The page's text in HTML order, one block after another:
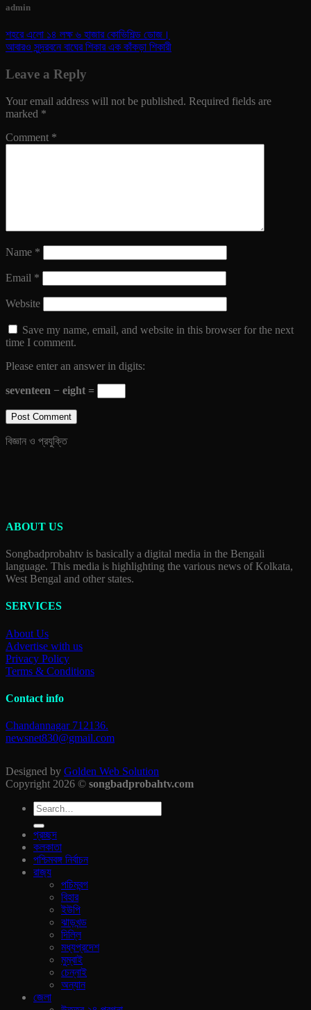
admin
শহরে এলো ১৪ লক্ষ ৬ হাজার কোভিশিল্ড ডোজ।
আবারও সুন্দরবনে বাঘের শিকার এক কাঁকড়া শিকারী
Leave a Reply
Your email address will not be published. Required fields are
marked *
Comment *
Name *
Email *
Website
Save my name, email, and website in this browser for the next
time I comment.
Please enter an answer in digits:
seventeen − eight =
বিজ্ঞান ও প্রযুক্তি
ABOUT US
Songbadprobahtv is basically a digital media in the Bengali
language. This media is highlighting the various news of Kolkata,
West Bengal and other states.
SERVICES
About Us
Advertise with us
Privacy Policy
Terms & Conditions
Contact info
Chandannagar 712136.
newsnet830@gmail.com
Designed by Golden Web Solution
Copyright 2026 © songbadprobahtv.com
প্রচ্ছদ
কলকাতা
পশ্চিমবঙ্গ নির্বাচন
রাজ‍্য
পচিমবন্গ
বিহার
ইউপি
ঝাড়খন্ড
দিল্লি
মধ্যপ্রদেশ
মুম্বাই
চেন্নাই
অন্যান
জেলা